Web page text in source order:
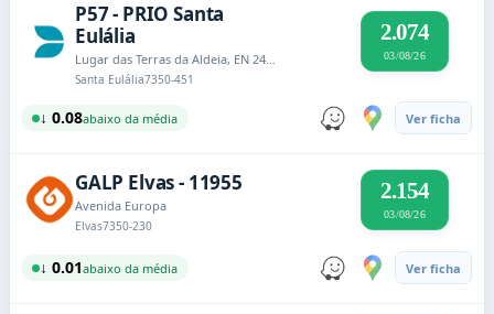
P57 - PRIO Santa
Eulália
Lugar das Terras da Aldeia, EN 246 Santa Eulália
Santa Eulália7350-451
2.074
03/08/26
↓ 0.08abaixo da média Ver ficha
GALP Elvas - 11955
Avenida Europa
Elvas7350-230
2.154
03/08/26
↓ 0.01abaixo da média Ver ficha